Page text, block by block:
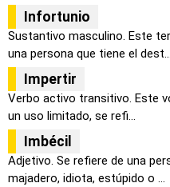
Infortunio
Sustantivo masculino. Este
una persona que tiene el dest...
Impertir
Verbo activo transitivo. Este
un uso limitado, se refi...
Imbécil
Adjetivo. Se refiere de una
majadero, idiota, estúpido o ...